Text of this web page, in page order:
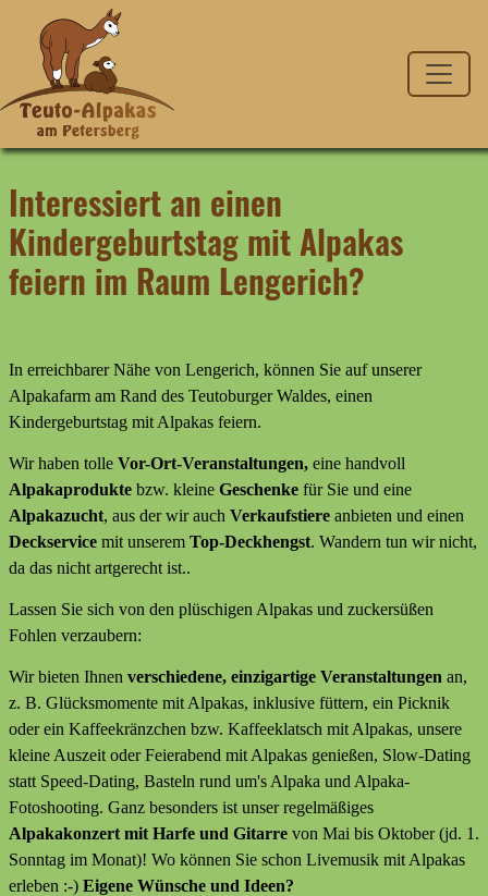
Interessiert an einen
Kindergeburtstag mit Alpakas
feiern im Raum Lengerich?
In erreichbarer Nähe von Lengerich, können Sie auf unserer
Alpakafarm am Rand des Teutoburger Waldes, einen
Kindergeburtstag mit Alpakas feiern.
Wir haben tolle Vor-Ort-Veranstaltungen, eine handvoll
Alpakaprodukte bzw. kleine Geschenke für Sie und eine
Alpakazucht, aus der wir auch Verkaufstiere anbieten und einen
Deckservice mit unserem Top-Deckhengst. Wandern tun wir nicht,
da das nicht artgerecht ist..
Lassen Sie sich von den plüschigen Alpakas und zuckersüßen
Fohlen verzaubern:
Wir bieten Ihnen verschiedene, einzigartige Veranstaltungen an,
z. B. Glücksmomente mit Alpakas, inklusive füttern, ein Picknik
oder ein Kaffeekränzchen bzw. Kaffeeklatsch mit Alpakas, unsere
kleine Auszeit oder Feierabend mit Alpakas genießen, Slow-Dating
statt Speed-Dating, Basteln rund um's Alpaka und Alpaka-
Fotoshooting. Ganz besonders ist unser regelmäßiges
Alpakakonzert mit Harfe und Gitarre von Mai bis Oktober (jd. 1.
Sonntag im Monat)! Wo können Sie schon Livemusik mit Alpakas
erleben :-) Eigene Wünsche und Ideen?